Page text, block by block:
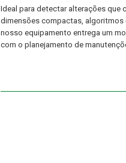
Ideal para detectar alterações que
dimensões compactas,
nosso equipamento entrega um
com o planejamento de